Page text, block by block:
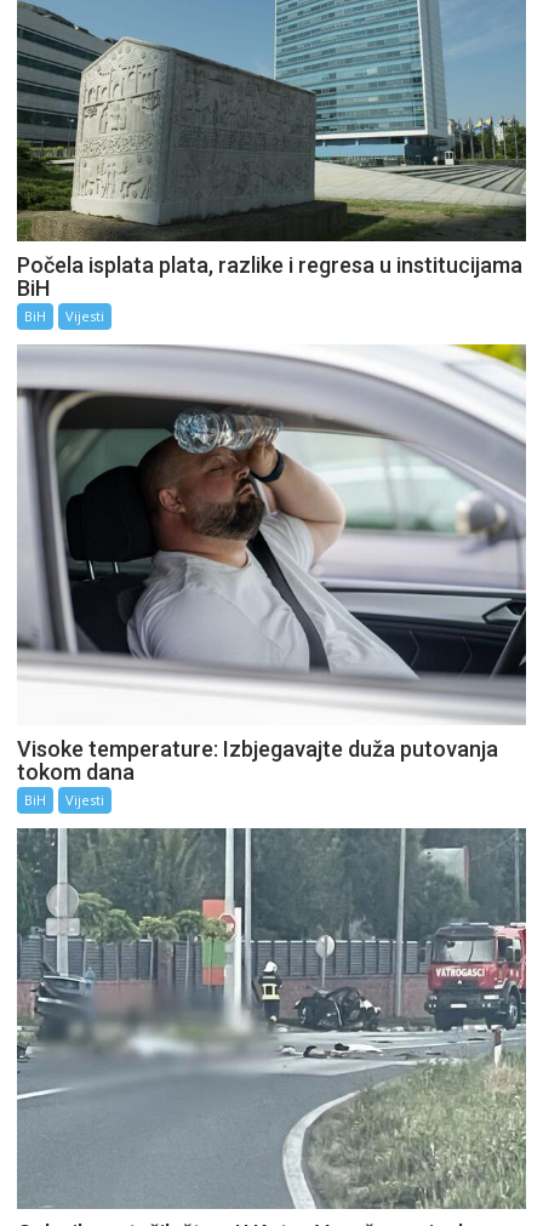
Počela isplata plata, razlike i regresa u institucijama
BiH
BiH Vijesti
Visoke temperature: Izbjegavajte duža putovanja
tokom dana
BiH Vijesti